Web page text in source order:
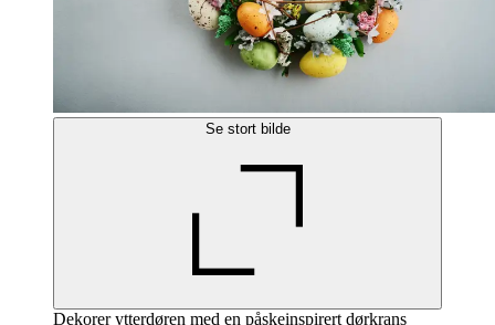
Se stort bilde
Dekorer ytterdøren med en påskeinspirert dørkrans